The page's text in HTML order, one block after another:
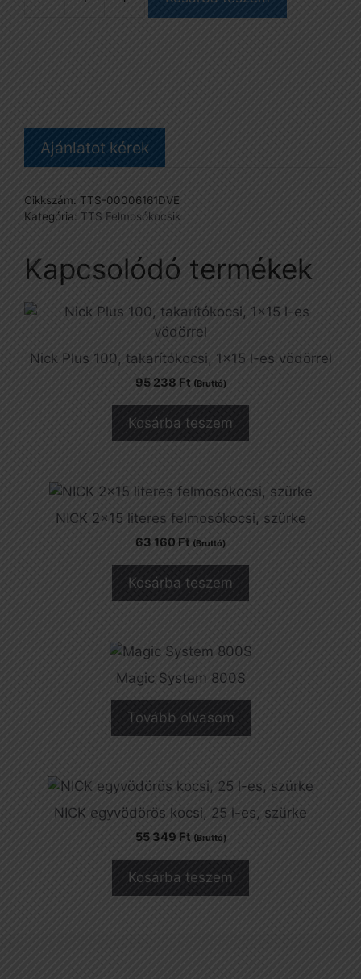
NICKITA
Ajánlatot kérek
Cikkszám: TTS-00006161DVE
Kategória: TTS Felmosókocsik
Kapcsolódó termékek
Nick Plus 100, takarítókocsi, 1×15 l-es vödörrel
95 238 Ft (Bruttó)
Kosárba teszem
NICK 2×15 literes felmosókocsi, szürke
63 160 Ft (Bruttó)
Kosárba teszem
Magic System 800S
Tovább olvasom
NICK egyvödörös kocsi, 25 l-es, szürke
55 349 Ft (Bruttó)
Kosárba teszem